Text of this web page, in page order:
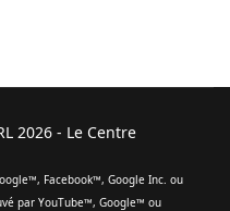
2026 - Le Centre
Facebook™️, Google Inc. ou
par YouTube™️, Google™️ ou